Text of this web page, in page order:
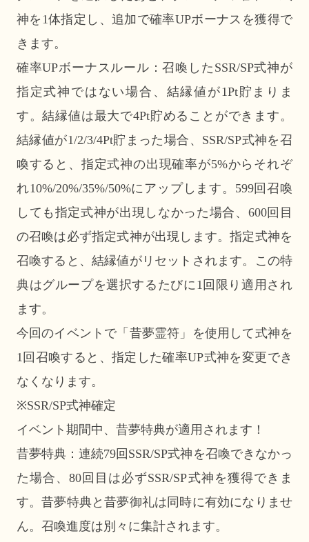
神を1体指定し、追加で確率UPボーナスを獲得で
きます。
確率UPボーナスルール：召喚したSSR/SP式神が
指定式神ではない場合、結縁値が1Pt貯まりま
す。結縁値は最大で4Pt貯めることができます。
結縁値が1/2/3/4Pt貯まった場合、SSR/SP式神を召
喚すると、指定式神の出現確率が5%からそれぞ
れ10%/20%/35%/50%にアップします。599回召喚
しても指定式神が出現しなかった場合、600回目
の召喚は必ず指定式神が出現します。指定式神を
召喚すると、結縁値がリセットされます。この特
典はグループを選択するたびに1回限り適用され
ます。
今回のイベントで「昔夢霊符」を使用して式神を
1回召喚すると、指定した確率UP式神を変更でき
なくなります。
※SSR/SP式神確定
イベント期間中、昔夢特典が適用されます！
昔夢特典：連続79回SSR/SP式神を召喚できなかっ
た場合、80回目は必ずSSR/SP式神を獲得できま
す。昔夢特典と昔夢御礼は同時に有効になりませ
ん。召喚進度は別々に集計されます。